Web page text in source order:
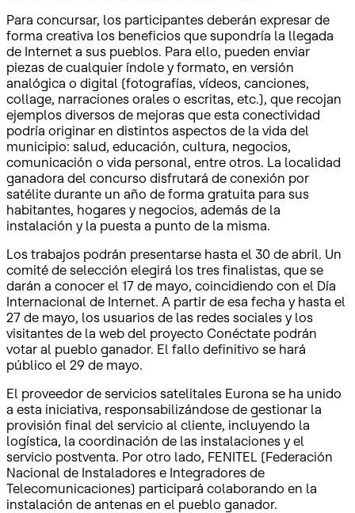
Para concursar, los participantes deberán expresar de
forma creativa los beneficios que supondría la llegada
de Internet a sus pueblos. Para ello, pueden enviar
piezas de cualquier índole y formato, en versión
analógica o digital (fotografías, vídeos, canciones,
collage, narraciones orales o escritas, etc.), que recojan
ejemplos diversos de mejoras que esta conectividad
podría originar en distintos aspectos de la vida del
municipio: salud, educación, cultura, negocios,
comunicación o vida personal, entre otros. La localidad
ganadora del concurso disfrutará de conexión por
satélite durante un año de forma gratuita para sus
habitantes, hogares y negocios, además de la
instalación y la puesta a punto de la misma.
Los trabajos podrán presentarse hasta el 30 de abril. Un
comité de selección elegirá los tres finalistas, que se
darán a conocer el 17 de mayo, coincidiendo con el Día
Internacional de Internet. A partir de esa fecha y hasta el
27 de mayo, los usuarios de las redes sociales y los
visitantes de la web del proyecto Conéctate podrán
votar al pueblo ganador. El fallo definitivo se hará
público el 29 de mayo.
El proveedor de servicios satelitales Eurona se ha unido
a esta iniciativa, responsabilizándose de gestionar la
provisión final del servicio al cliente, incluyendo la
logística, la coordinación de las instalaciones y el
servicio postventa. Por otro lado, FENITEL (Federación
Nacional de Instaladores e Integradores de
Telecomunicaciones) participará colaborando en la
instalación de antenas en el pueblo ganador.